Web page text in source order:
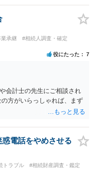
れるなど、外部に表示され
うるほどの重大な影響をも
な調査を行っていたなど重
あります。 なお、前提とし
もらう法制度は現在、日本
権利主張・請求を行う中
れになろうかと思います。
法律相談を実際に受けられ
としては、 >相続放棄して
うのは、真実と受け取って
れている知識、とはいえま
記③において（場合によって
承継
#相続人調査・確定
役にたった 7
会計士の先生にご相談され
方がいらっしゃれば、まず
電話をやめさせる
トラブル
#相続財産調査・鑑定